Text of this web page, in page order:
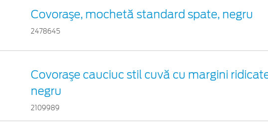
Covoraşe, mochetă standard spate, negru
2478645
Covoraşe cauciuc stil cuvă cu margini
negru
2109989